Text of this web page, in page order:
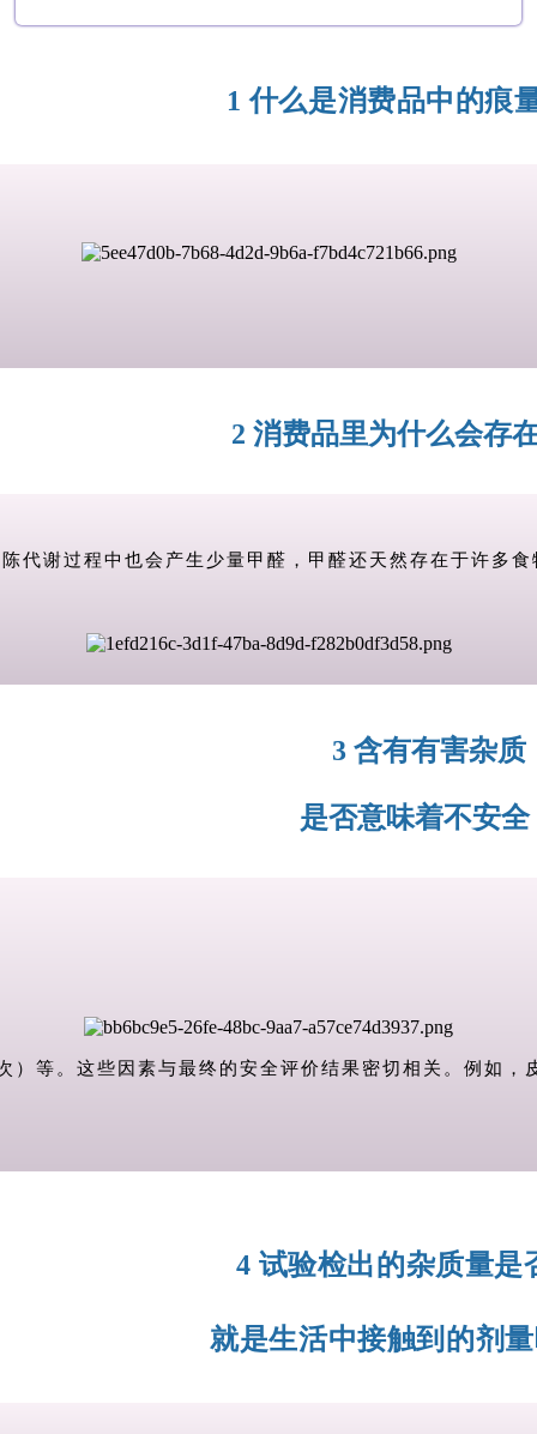
1 什么是消费品中的痕
2 消费品里为什么会存
谢过程中也会产生少量甲醛，甲醛还天然存在于许
3 含有有害杂质
是否意味着不安全
。这些因素与最终的安全评价结果密切相关。例如
4 试验检出的杂质量是
就是生活中接触到的剂